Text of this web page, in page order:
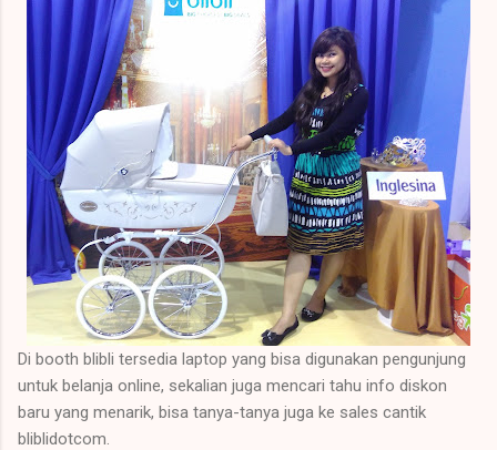
Di booth blibli tersedia laptop yang bisa digunakan pengunjung
untuk belanja online, sekalian juga mencari tahu info diskon
baru yang menarik, bisa tanya-tanya juga ke sales cantik
bliblidotcom.